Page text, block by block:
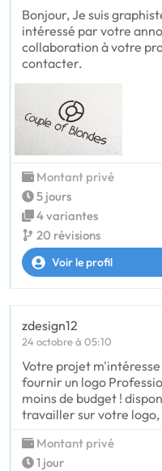
Bonjour, Je suis
intéressé par votre
collaboration à votre
contacter.
Montant privé
5 jours
4 variantes
20 révisions
Voir le profil
zdesign12
24 octobre à 05:10
Votre projet
fournir un logo
moins de budget !
travailler sur votre logo,
Montant privé
1 jour